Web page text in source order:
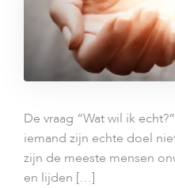
De vraag “Wat wil ik
iemand zijn echte doel
zijn de meeste mensen
en lijden […]